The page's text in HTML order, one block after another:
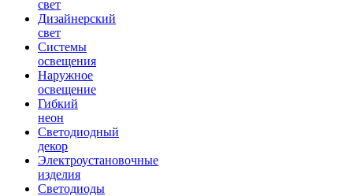
свет
Дизайнерский
свет
Системы
освещения
Наружное
освещение
Гибкий
неон
Светодиодный
декор
Электроустановочные
изделия
Светодиоды